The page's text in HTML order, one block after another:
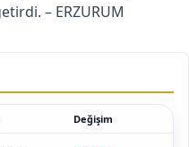
– ERZURUM
Değişim